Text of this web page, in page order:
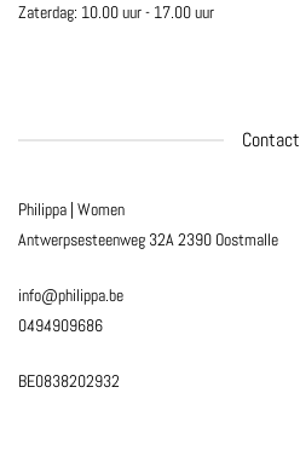
Contact
Philippa | Women
Antwerpsesteenweg 32A2390 Oostmalle
info@philippa.be
0494909686
BE0838202932
Zaterdag: 10.00 uur - 17.00 uur